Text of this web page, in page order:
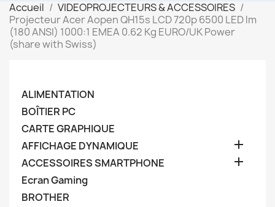
Accueil
VIDEOPROJECTEURS & ACCESSOIRES
Projecteur Acer Aopen QH15s LCD 720p 6500 LED lm
(180 ANSI) 1000:1 EMEA 0.62 Kg EURO/UK Power
(share with Swiss)
ALIMENTATION
BOÎTIER PC
CARTE GRAPHIQUE
AFFICHAGE DYNAMIQUE

ACCESSOIRES SMARTPHONE 
Ecran Gaming
BROTHER